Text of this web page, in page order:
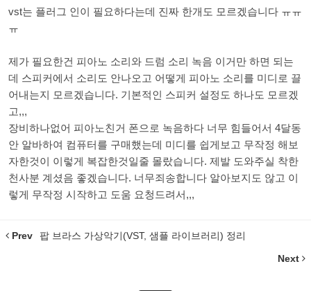
vst는 플러그 인이 필요하다는데 진짜 한개도 모르겠습니다 ㅠㅠ
ㅠ
제가 필요한건 피아노 소리와 드럼 소리 녹음 이거만 하면 되는
데 스피커에서 소리도 안나오고 어떻게 피아노 소리를 미디로 끌
어내는지 모르겠습니다. 기본적인 스피커 설정도 하나도 모르겠
고,,,
장비하나없어 피아노친거 폰으로 녹음하다 너무 힘들어서 4달동
안 알바하여 컴퓨터를 구매했는데 미디를 쉽게보고 무작정 해보
자한것이 이렇게 복잡한것일줄 몰랐습니다. 제발 도와주실 착한
천사분 계셨음 좋겠습니다. 너무죄송합니다 알아보지도 않고 이
렇게 무작정 시작하고 도움 요청드려서,,,
Prev 팝 브라스 가상악기(VST, 샘플 라이브러리) 정리
Next